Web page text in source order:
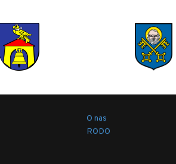
O nas
RODO